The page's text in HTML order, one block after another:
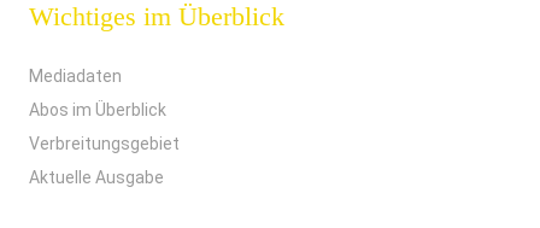
Wichtiges im Überblick
Mediadaten
Abos im Überblick
Verbreitungsgebiet
Aktuelle Ausgabe